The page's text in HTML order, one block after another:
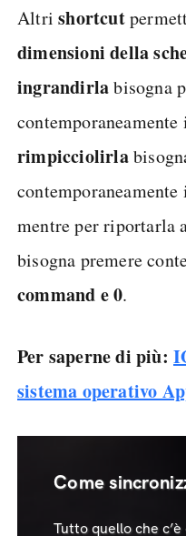
Altrishortcut
dimensioni della
ingrandirlabisogna
rimpicciolirla
mentre per riportarla
bisogna premere
command e 0.
Per saperne di più:
sistema operativo
Come
Tutto quello che